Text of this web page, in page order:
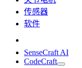
传感器
软件
SenseCraft AI
CodeCraft